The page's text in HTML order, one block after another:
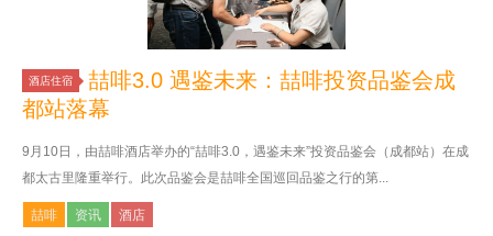
酒店住宿
喆啡3.0 遇鉴未来：喆啡投资品鉴会成
都站落幕
9月10日，由喆啡酒店举办的“喆啡3.0，遇鉴未来”投资品鉴会（成都站）在成
都太古里隆重举行。此次品鉴会是喆啡全国巡回品鉴之行的第...
喆啡 资讯 酒店